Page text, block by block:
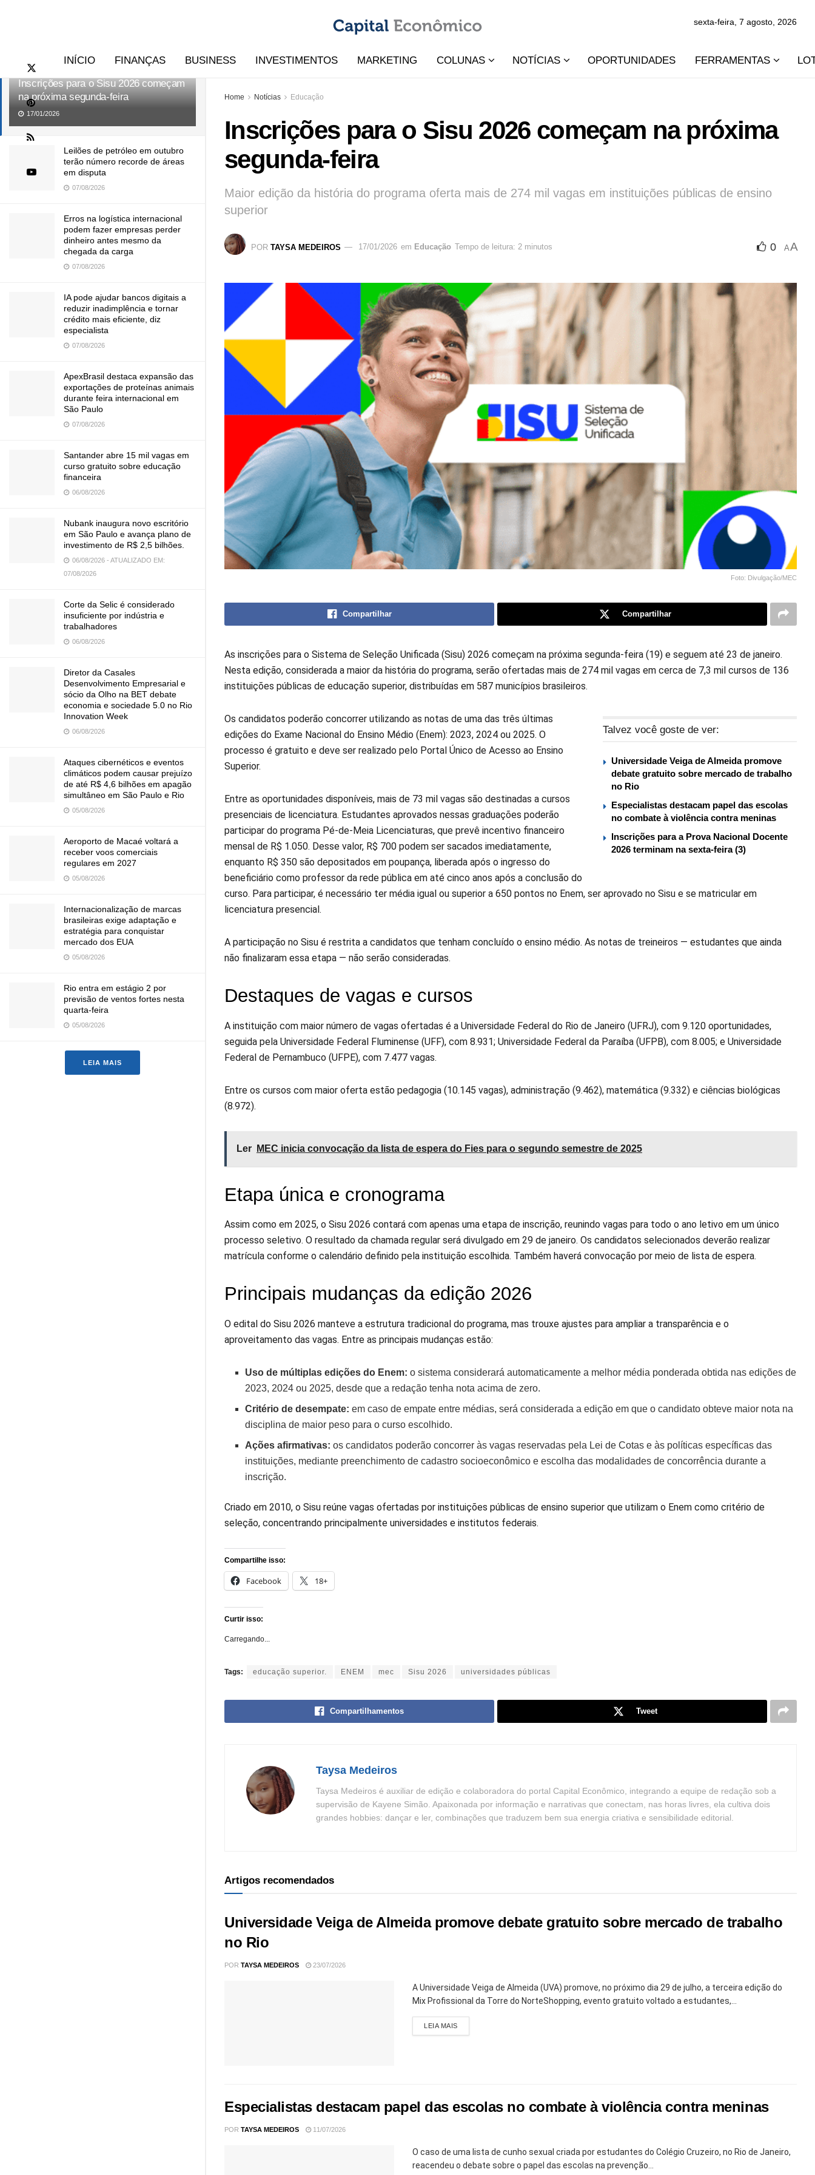
Inscrições para o Sisu 2026 começam
na próxima segunda-feira
17/01/2026
Leilões de petróleo em outubro
terão número recorde de áreas
em disputa
07/08/2026
Erros na logística internacional
podem fazer empresas perder
dinheiro antes mesmo da
chegada da carga
07/08/2026
IA pode ajudar bancos digitais a
reduzir inadimplência e tornar
crédito mais eficiente, diz
especialista
07/08/2026
ApexBrasil destaca expansão das
exportações de proteínas animais
durante feira internacional em
São Paulo
07/08/2026
Santander abre 15 mil vagas em
curso gratuito sobre educação
financeira
06/08/2026
Nubank inaugura novo escritório
em São Paulo e avança plano de
investimento de R$ 2,5 bilhões.
06/08/2026 - ATUALIZADO EM:
07/08/2026
Corte da Selic é considerado
insuficiente por indústria e
trabalhadores
06/08/2026
Diretor da Casales
Desenvolvimento Empresarial e
sócio da Olho na BET debate
economia e sociedade 5.0 no Rio
Innovation Week
06/08/2026
Ataques cibernéticos e eventos
climáticos podem causar prejuízo
de até R$ 4,6 bilhões em apagão
simultâneo em São Paulo e Rio
05/08/2026
Aeroporto de Macaé voltará a
receber voos comerciais
regulares em 2027
05/08/2026
Internacionalização de marcas
brasileiras exige adaptação e
estratégia para conquistar
mercado dos EUA
05/08/2026
Rio entra em estágio 2 por
previsão de ventos fortes nesta
quarta-feira
05/08/2026
LEIA MAIS
sexta-feira, 7 agosto, 2026
INÍCIO FINANÇAS BUSINESS INVESTIMENTOS MARKETING COLUNAS NOTÍCIAS OPORTUNIDADES FERRAMENTAS
Home Notícias Educação
Inscrições para o Sisu 2026 começam na próxima
segunda-feira
Maior edição da história do programa oferta mais de 274 mil vagas em instituições públicas de ensino
superior
POR TAYSA MEDEIROS 17/01/2026 em Educação Tempo de leitura: 2 minutos 0 AA
Foto: Divulgação/MEC
Compartilhar Compartilhar
As inscrições para o Sistema de Seleção Unificada (Sisu) 2026 começam na próxima segunda-feira (19) e seguem até 23 de janeiro.
Nesta edição, considerada a maior da história do programa, serão ofertadas mais de 274 mil vagas em cerca de 7,3 mil cursos de 136
instituições públicas de educação superior, distribuídas em 587 municípios brasileiros.
Talvez você goste de ver:
Universidade Veiga de Almeida promove
debate gratuito sobre mercado de trabalho
no Rio
Especialistas destacam papel das escolas
no combate à violência contra meninas
Inscrições para a Prova Nacional Docente
2026 terminam na sexta-feira (3)
Os candidatos poderão concorrer utilizando as notas de uma das três últimas
edições do Exame Nacional do Ensino Médio (Enem): 2023, 2024 ou 2025. O
processo é gratuito e deve ser realizado pelo Portal Único de Acesso ao Ensino
Superior.
Entre as oportunidades disponíveis, mais de 73 mil vagas são destinadas a cursos
presenciais de licenciatura. Estudantes aprovados nessas graduações poderão
participar do programa Pé-de-Meia Licenciaturas, que prevê incentivo financeiro
mensal de R$ 1.050. Desse valor, R$ 700 podem ser sacados imediatamente,
enquanto R$ 350 são depositados em poupança, liberada após o ingresso do
beneficiário como professor da rede pública em até cinco anos após a conclusão do
curso. Para participar, é necessário ter média igual ou superior a 650 pontos no Enem, ser aprovado no Sisu e se matricular em
licenciatura presencial.
A participação no Sisu é restrita a candidatos que tenham concluído o ensino médio. As notas de treineiros — estudantes que ainda
não finalizaram essa etapa — não serão consideradas.
Destaques de vagas e cursos
A instituição com maior número de vagas ofertadas é a Universidade Federal do Rio de Janeiro (UFRJ), com 9.120 oportunidades,
seguida pela Universidade Federal Fluminense (UFF), com 8.931; Universidade Federal da Paraíba (UFPB), com 8.005; e Universidade
Federal de Pernambuco (UFPE), com 7.477 vagas.
Entre os cursos com maior oferta estão pedagogia (10.145 vagas), administração (9.462), matemática (9.332) e ciências biológicas
(8.972).
Ler MEC inicia convocação da lista de espera do Fies para o segundo semestre de 2025
Etapa única e cronograma
Assim como em 2025, o Sisu 2026 contará com apenas uma etapa de inscrição, reunindo vagas para todo o ano letivo em um único
processo seletivo. O resultado da chamada regular será divulgado em 29 de janeiro. Os candidatos selecionados deverão realizar
matrícula conforme o calendário definido pela instituição escolhida. Também haverá convocação por meio de lista de espera.
Principais mudanças da edição 2026
O edital do Sisu 2026 manteve a estrutura tradicional do programa, mas trouxe ajustes para ampliar a transparência e o
aproveitamento das vagas. Entre as principais mudanças estão:
Uso de múltiplas edições do Enem: o sistema considerará automaticamente a melhor média ponderada obtida nas edições de
2023, 2024 ou 2025, desde que a redação tenha nota acima de zero.
Critério de desempate: em caso de empate entre médias, será considerada a edição em que o candidato obteve maior nota na
disciplina de maior peso para o curso escolhido.
Ações afirmativas: os candidatos poderão concorrer às vagas reservadas pela Lei de Cotas e às políticas específicas das
instituições, mediante preenchimento de cadastro socioeconômico e escolha das modalidades de concorrência durante a
inscrição.
Criado em 2010, o Sisu reúne vagas ofertadas por instituições públicas de ensino superior que utilizam o Enem como critério de
seleção, concentrando principalmente universidades e institutos federais.
Compartilhe isso:
Facebook 18+
Curtir isso:
Carregando...
Tags: educação superior. ENEM mec Sisu 2026 universidades públicas
Compartilhamentos Tweet
Taysa Medeiros
Taysa Medeiros é auxiliar de edição e colaboradora do portal Capital Econômico, integrando a equipe de redação sob a
supervisão de Kayene Simão. Apaixonada por informação e narrativas que conectam, nas horas livres, ela cultiva dois
grandes hobbies: dançar e ler, combinações que traduzem bem sua energia criativa e sensibilidade editorial.
Artigos recomendados
Universidade Veiga de Almeida promove debate gratuito sobre mercado de trabalho
no Rio
POR TAYSA MEDEIROS 23/07/2026
A Universidade Veiga de Almeida (UVA) promove, no próximo dia 29 de julho, a terceira edição do
Mix Profissional da Torre do NorteShopping, evento gratuito voltado a estudantes,...
LEIA MAIS
Especialistas destacam papel das escolas no combate à violência contra meninas
POR TAYSA MEDEIROS 11/07/2026
O caso de uma lista de cunho sexual criada por estudantes do Colégio Cruzeiro, no Rio de Janeiro,
reacendeu o debate sobre o papel das escolas na prevenção...